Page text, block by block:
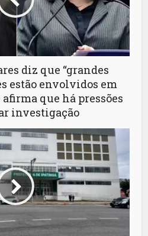
diz que “grandes
estão envolvidos em
que há pressões
investigação